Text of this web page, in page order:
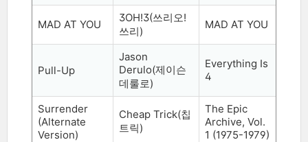
MAD AT YOU
3OH!3(쓰리오!
쓰리)
MAD AT YOU
Pull-Up
Jason
Derulo(제이슨
데룰로)
Everything Is
4
Surrender
(Alternate
Version)
Cheap Trick(칩
트릭)
The Epic
Archive, Vol.
1 (1975-1979)